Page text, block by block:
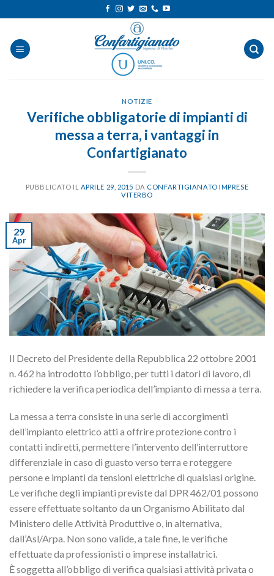
ai
contenuti
NOTIZIE
Verifiche obbligatorie di impianti di
messa a terra, i vantaggi in
Confartigianato
PUBBLICATO IL APRILE 29, 2015 DA CONFARTIGIANATO IMPRESE
VITERBO
29
Apr
Il Decreto del Presidente della Repubblica 22 ottobre 2001
n. 462 ha introdotto l’obbligo, per tutti i datori di lavoro, di
richiedere la verifica periodica dell’impianto di messa a terra.
La messa a terra consiste in una serie di accorgimenti
dell’impianto elettrico atti a offrire protezione contro i
contatti indiretti, permettere l’intervento dell’interruttore
differenziale in caso di guasto verso terra e roteggere
persone e impianti da tensioni elettriche di qualsiasi origine.
Le verifiche degli impianti previste dal DPR 462/01 possono
essere effettuate soltanto da un Organismo Abilitato dal
Ministero delle Attività Produttive o, in alternativa,
dall’Asl/Arpa. Non sono valide, a tale fine, le verifiche
effettuate da professionisti o imprese installatrici.
È soggetta all’obbligo di verifica qualsiasi attività privata o